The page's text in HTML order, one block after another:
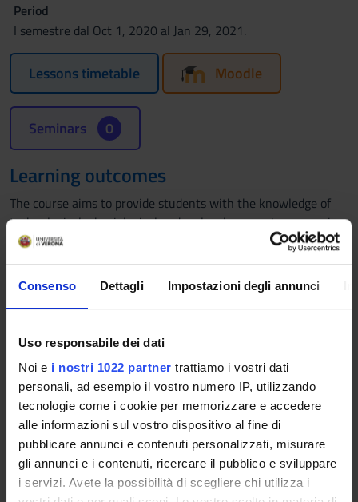
Consenso Dettagli Impostazioni degli annunci
Uso responsabile dei dati
Noi e i nostri 1022 partner trattiamo i vostri dati
personali, ad esempio il vostro numero IP, utilizzando
tecnologie come i cookie per memorizzare e accedere
alle informazioni sul vostro dispositivo al fine di
pubblicare annunci e contenuti personalizzati, misurare
gli annunci e i contenuti, ricercare il pubblico e sviluppare
i servizi. Avete la possibilità di scegliere chi utilizza i
Period
I semestre dal Oct 1, 2020 al Jan 29, 2021.
Lessons timetable Moodle
Seminars 0
Learning outcomes
The course aims to provide students with the knowledge of
technological, physiological and molecular aspects concerning
the production of fruits of food interest. The course illustrates
the molecular mechanisms that regulate the flower/fruit
transition and the strategies for the improvement of fruit set
and seedless fruit production as well as the physiology and
aspects that contribute to the final quality of the fruit.
modify specific characteristics of the fruit and their impact on
production, quality and post-harvest phases will be provided.
Program
• The transition from vegetative to reproductive development.
Photosynthate partitioning during reproductive development.
The regulation of flowering: endogenous and exogenous